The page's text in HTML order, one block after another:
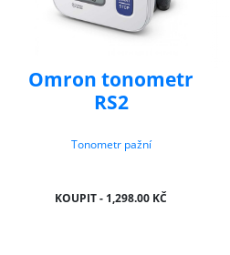
Omron tonometr
RS2
Tonometr pažní
KOUPIT - 1,298.00 KČ